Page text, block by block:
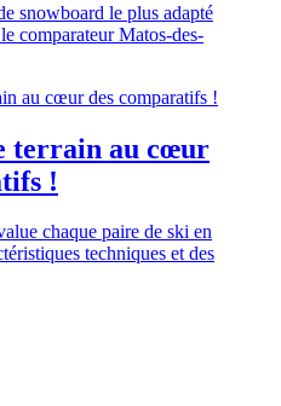
snowboard le plus adapté
comparateur Matos-des-
terrain au cœur
!
chaque paire de ski en
techniques et des